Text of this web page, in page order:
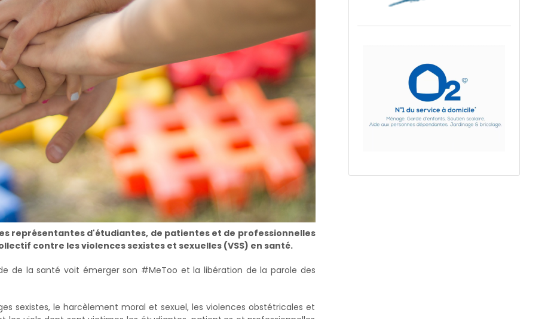
représentantes d'étudiantes, de patientes et de professionnelles
contre les violences sexistes et sexuelles (VSS) en santé.
de la santé voit émerger son #MeToo et la libération de la parole des
sexistes, le harcèlement moral et sexuel, les violences obstétricales et